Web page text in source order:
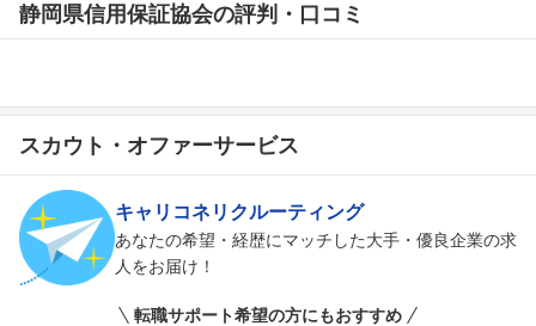
静岡県信用保証協会の評判・口コミ
スカウト・オファーサービス
キャリコネリクルーティング
あなたの希望・経歴にマッチした大手・優良企業の求
人をお届け！
転職サポート希望の方にもおすすめ